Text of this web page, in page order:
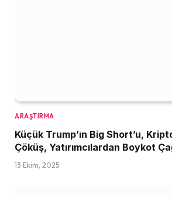
ARAŞTIRMA
Küçük Trump’ın Big Short’u,
Çöküş, Yatırımcılardan Boykot
13 Ekim, 2025